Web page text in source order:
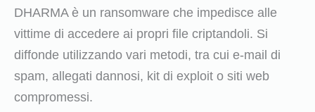
DHARMA è un ransomware che impedisce alle
vittime di accedere ai propri file criptandoli. Si
diffonde utilizzando vari metodi, tra cui e-mail di
spam, allegati dannosi, kit di exploit o siti web
compromessi.